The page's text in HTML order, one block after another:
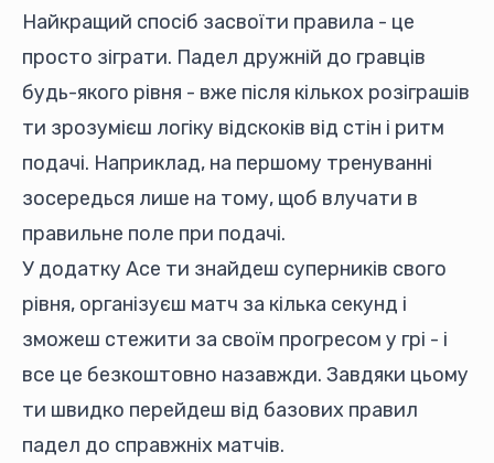
Найкращий спосіб засвоїти правила - це
просто зіграти. Падел дружній до гравців
будь-якого рівня - вже після кількох розіграшів
ти зрозумієш логіку відскоків від стін і ритм
подачі. Наприклад, на першому тренуванні
зосередься лише на тому, щоб влучати в
правильне поле при подачі.
У додатку Ace ти знайдеш суперників свого
рівня, організуєш матч за кілька секунд і
зможеш стежити за своїм прогресом у грі - і
все це безкоштовно назавжди. Завдяки цьому
ти швидко перейдеш від базових правил
падел до справжніх матчів.